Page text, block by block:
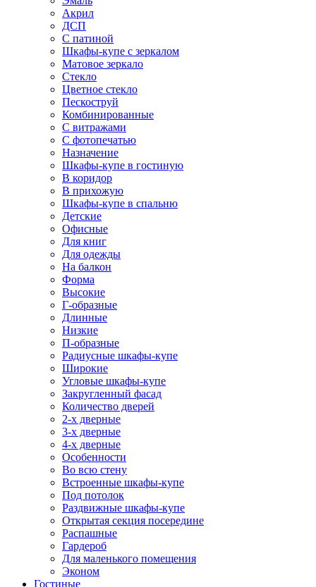
Акрил
ДСП
С патиной
Шкафы-купе с зеркалом
Матовое зеркало
Стекло
Цветное стекло
Пескоструй
Комбинированные
С витражами
С фотопечатью
Назначение
Шкафы-купе в гостиную
В коридор
В прихожую
Шкафы-купе в спальню
Детские
Офисные
Для книг
Для одежды
На балкон
Форма
Высокие
Г-образные
Длинные
Низкие
П-образные
Радиусные шкафы-купе
Широкие
Угловые шкафы-купе
Закругленный фасад
Количество дверей
2-х дверные
3-х дверные
4-х дверные
Особенности
Во всю стену
Встроенные шкафы-купе
Под потолок
Раздвижные шкафы-купе
Открытая секция посередине
Распашные
Гардероб
Для маленького помещения
Эконом
Гостиные